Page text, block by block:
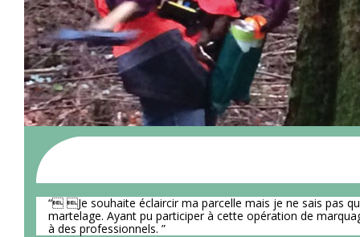
“ Je souhaite éclaircir ma parcelle mais je ne sais pas
martelage. Ayant pu participer à cette opération de
à des professionnels. ”